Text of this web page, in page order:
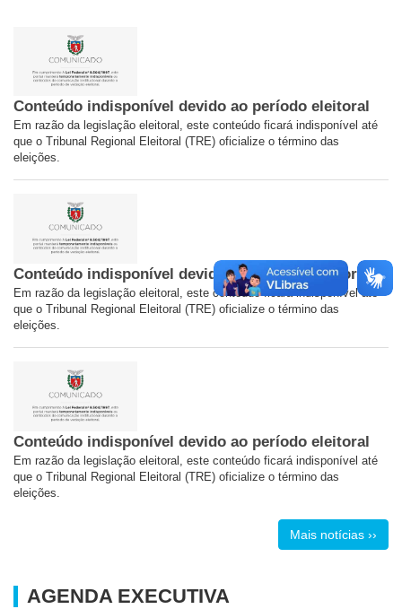
Conteúdo indisponível devido ao período eleitoral
Em razão da legislação eleitoral, este conteúdo ficará indisponível até
que o Tribunal Regional Eleitoral (TRE) oficialize o término das
eleições.
Conteúdo indisponível devido ao período eleitoral
Em razão da legislação eleitoral, este conteúdo ficará indisponível até
que o Tribunal Regional Eleitoral (TRE) oficialize o término das
eleições.
Conteúdo indisponível devido ao período eleitoral
Em razão da legislação eleitoral, este conteúdo ficará indisponível até
que o Tribunal Regional Eleitoral (TRE) oficialize o término das
eleições.
Mais notícias ››
AGENDA EXECUTIVA